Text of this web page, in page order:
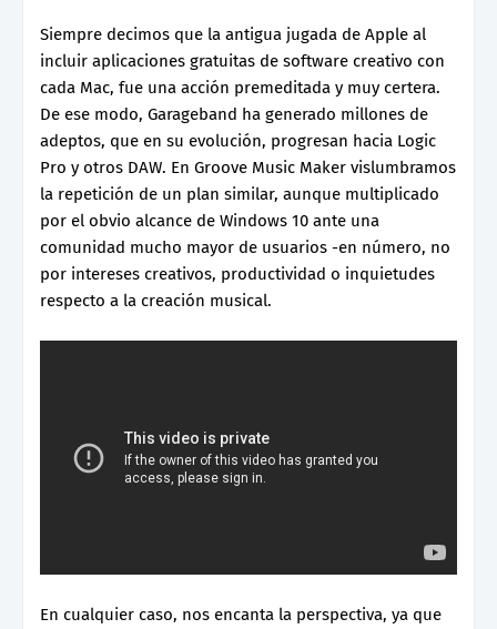
Siempre decimos que la antigua jugada de Apple al
incluir aplicaciones gratuitas de software creativo con
cada Mac, fue una acción premeditada y muy certera.
De ese modo, Garageband ha generado millones de
adeptos, que en su evolución, progresan hacia Logic
Pro y otros DAW. En Groove Music Maker vislumbramos
la repetición de un plan similar, aunque multiplicado
por el obvio alcance de Windows 10 ante una
comunidad mucho mayor de usuarios -en número, no
por intereses creativos, productividad o inquietudes
respecto a la creación musical.
En cualquier caso, nos encanta la perspectiva, ya que